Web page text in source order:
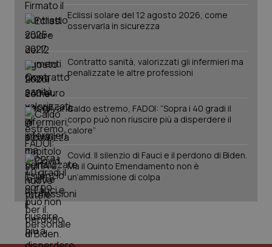
Eclissi solare del 12 agosto 2026, come
osservarla in sicurezza
Contratto sanità, valorizzati gli infermieri ma
penalizzate le altre professioni
Caldo estremo, FADOI: “Sopra i 40 gradi il
corpo può non riuscire più a disperdere il
calore”
Covid. Il silenzio di Fauci e il perdono di Biden.
Ma il Quinto Emendamento non è
un’ammissione di colpa
PHPSESSID